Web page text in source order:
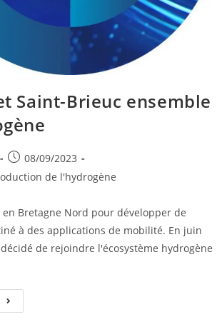
Saint-Brieuc ensemble
08/09/2023
de l'hydrogène
Bretagne Nord pour développer de
à des applications de mobilité. En juin
de rejoindre l'écosystème hydrogène